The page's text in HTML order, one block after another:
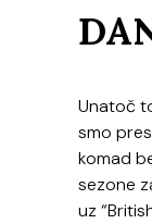
Unatoč
smo
komad
sezone
uz